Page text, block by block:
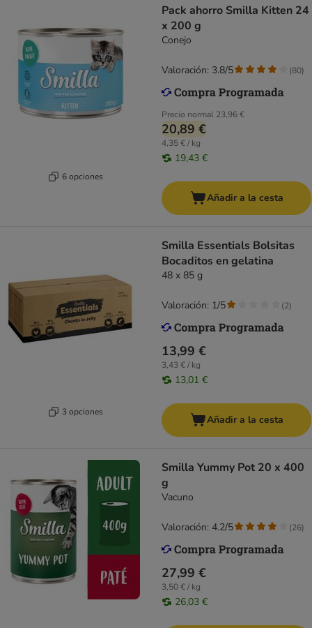
6 opciones
Pack ahorro Smilla Kitten 24
x 200 g
Conejo
Precio normal 23,96 €
20,89 €
4,35 € / kg
19,43 €
Valoración: 3.8/5 (80)
Añadir a la cesta
3 opciones
Smilla Essentials Bolsitas
Bocaditos en gelatina
48 x 85 g
13,99 €
3,43 € / kg
13,01 €
Valoración: 1/5 (2)
Añadir a la cesta
Smilla Yummy Pot 20 x 400
g
Vacuno
27,99 €
3,50 € / kg
26,03 €
Valoración: 4.2/5 (26)